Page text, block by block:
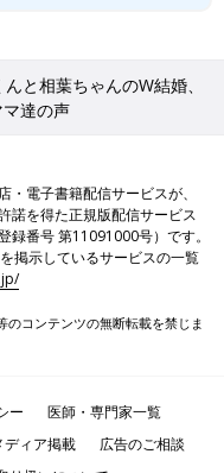
んと相葉ちゃんのW結婚、
達の声
・電子書籍配信サービスが、
諾を得た正規版配信サービス
録番号 第11091000号）です。
掲示しているサービスの一覧
コンテンツの無断転載を禁じま
ー
医師・専門家一覧
ディア掲載
広告のご相談